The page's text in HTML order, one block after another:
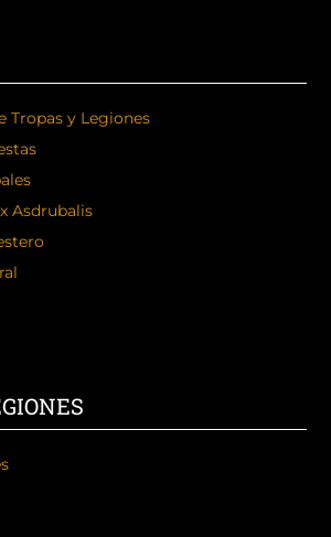
Tropas y Legiones
Asdrubalis